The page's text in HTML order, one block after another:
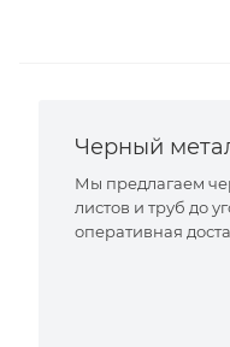
Черный
Мы предлагаем
листов и труб до
оперативная